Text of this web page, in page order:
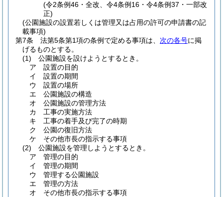
(令2条例46・全改、令4条例16・令4条例37・一部改
正)
(公園施設の設置若しくは管理又は占用の許可の申請書の記
載事項)
第7条
法第5条第1項の条例で定める事項は、 次の各号に掲
げるものとする。
(1)
公園施設を設けようとするとき。
ア
設置の目的
イ
設置の期間
ウ
設置の場所
エ
公園施設の構造
オ
公園施設の管理方法
カ
工事の実施方法
キ
工事の着手及び完了の時期
ク
公園の復旧方法
ケ
その他市長の指示する事項
(2)
公園施設を管理しようとするとき。
ア
管理の目的
イ
管理の期間
ウ
管理する公園施設
エ
管理の方法
オ
その他市長の指示する事項